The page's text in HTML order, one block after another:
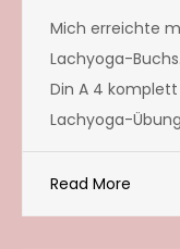
Mich erreichte
Lachyoga-
Din A 4
Lachyoga-
Read More